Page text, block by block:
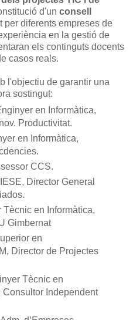
d'un consell
per diferents empreses de
en la gestió de
els continguts docents
casos reals.
l'objectiu de garantir una
sostingut:
en Informàtica,
Productivitat.
en Informàtica,
CCS.
Director General
Tècnic en Informàtica,
Gimbernat
en
Director de Projectes
Tècnic en
Consultor Independent